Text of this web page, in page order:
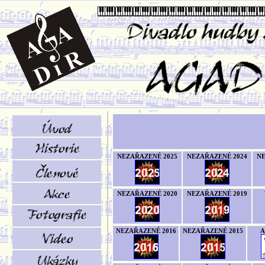
NEZAŘAZENÉ 2025 NEZAŘAZENÉ 2024
NEZAŘAZENÉ 2020 NEZAŘAZENÉ 2019
NEZAŘAZENÉ 2016 NEZAŘAZENÉ 2015